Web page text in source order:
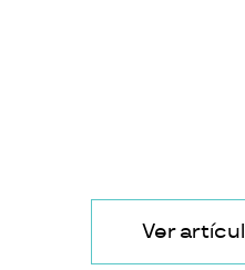
Ver artículo